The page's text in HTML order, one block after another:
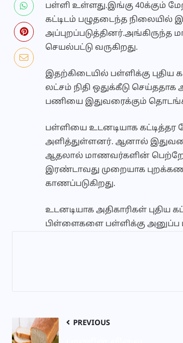
பள்ளி உள்ளது.இங்கு 40க்கும்
கட்டிடம் பழுதடைந்த நிலையில்
செயல்பட்டு வருகிறது.
இதற்கிடையில் பள்ளிக்கு புதிய
லட்சம் நிதி ஒதுக்கீடு
பணியை இதுவரைக்கும்
பள்ளியை உடனடியாக
அளித்துள்ளனர். ஆனால்
ஆதலால் மாணவர்களின்
இரண்டாவது முறையாக
காணப்படுகிறது.
உடனடியாக அதிகாரிகள்
பிள்ளைகளை பள்ளிக்கு அனுப்ப
PREVIOUS